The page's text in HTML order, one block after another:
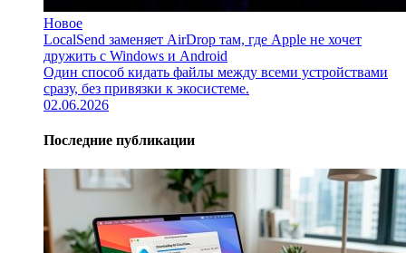
Новое
LocalSend заменяет AirDrop там, где Apple не хочет
дружить с Windows и Android
Один способ кидать файлы между всеми устройствами
сразу, без привязки к экосистеме.
02.06.2026
Последние публикации